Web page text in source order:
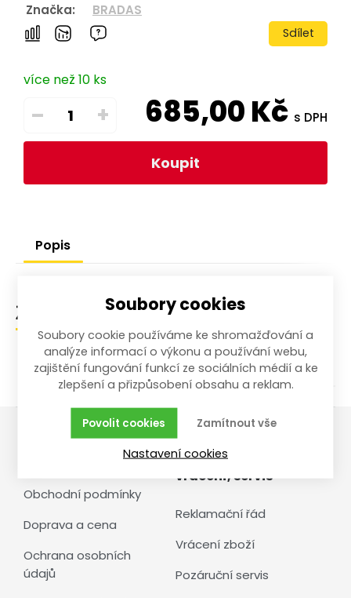
Značka:
BRADAS
Sdílet
více než 10 ks
– + 685,00Kč s DPH
Koupit
Popis
Zařazení zboží
Garáž / Autodoplňky / Pomůcky na údržbu
Obchodní podmínky
Doprava a cena
Ochrana osobních
údajů
Reklamace,
vrácení, servis
Reklamační řád
Vrácení zboží
Pozáruční servis
Soubory cookies
Soubory cookie používáme ke shromažďování a
analýze informací o výkonu a používání webu,
zajištění fungování funkcí ze sociálních médií a ke
zlepšení a přizpůsobení obsahu a reklam.
Zamítnout vše
Povolit cookies
Nastavení cookies